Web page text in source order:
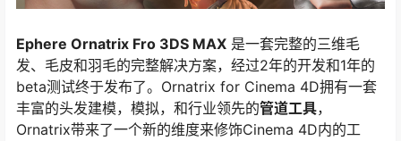
Ephere Ornatrix Fro 3DS MAX 是一套完整的三维毛
发、毛皮和羽毛的完整解决方案，经过2年的开发和1年的
beta测试终于发布了。Ornatrix for Cinema 4D拥有一套
丰富的头发建模，模拟，和行业领先的管道工具，
Ornatrix带来了一个新的维度来修饰Cinema 4D内的工